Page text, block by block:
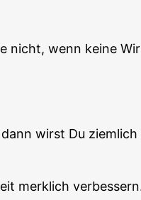
nicht, wenn kei­ne
wirst Du
merk­lich